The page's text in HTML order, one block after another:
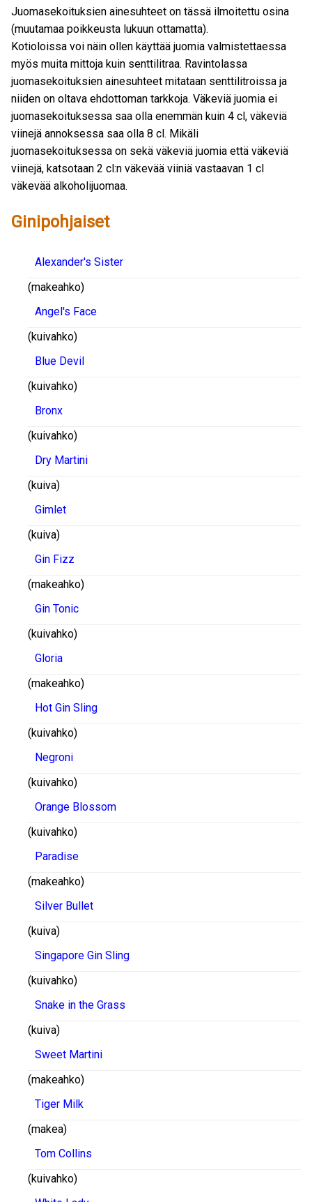
Juomasekoituksien ainesuhteet on tässä ilmoitettu osina
(muutamaa poikkeusta lukuun ottamatta).
Kotioloissa voi näin ollen käyttää juomia valmistettaessa
myös muita mittoja kuin senttilitraa. Ravintolassa
juomasekoituksien ainesuhteet mitataan senttilitroissa ja
niiden on oltava ehdottoman tarkkoja. Väkeviä juomia ei
juomasekoituksessa saa olla enemmän kuin 4 cl, väkeviä
viinejä annoksessa saa olla 8 cl. Mikäli
juomasekoituksessa on sekä väkeviä juomia että väkeviä
viinejä, katsotaan 2 cl:n väkevää viiniä vastaavan 1 cl
väkevää alkoholijuomaa.
Ginipohjaiset
Alexander's Sister
(makeahko)
Angel's Face
(kuivahko)
Blue Devil
(kuivahko)
Bronx
(kuivahko)
Dry Martini
(kuiva)
Gimlet
(kuiva)
Gin Fizz
(makeahko)
Gin Tonic
(kuivahko)
Gloria
(makeahko)
Hot Gin Sling
(kuivahko)
Negroni
(kuivahko)
Orange Blossom
(kuivahko)
Paradise
(makeahko)
Silver Bullet
(kuiva)
Singapore Gin Sling
(kuivahko)
Snake in the Grass
(kuiva)
Sweet Martini
(makeahko)
Tiger Milk
(makea)
Tom Collins
(kuivahko)